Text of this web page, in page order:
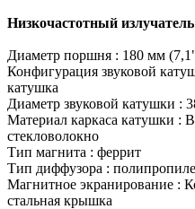
Низкочастотный излучатель
Диаметр поршня : 180 мм
Конфигурация звуковой
катушка
Диаметр звуковой катушки :
Материал каркаса катушки :
стекловолокно
Тип магнита : феррит
Тип диффузора :
Магнитное экранирование :
стальная крышка